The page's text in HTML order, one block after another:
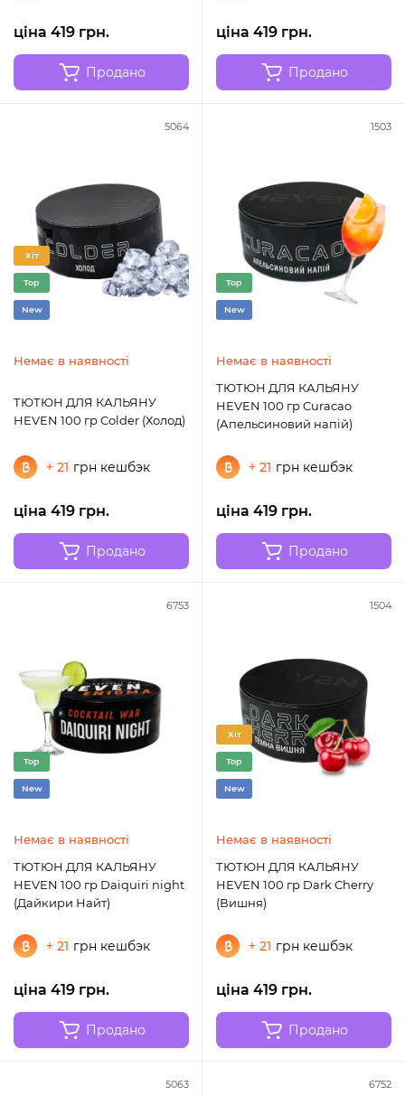
ціна 419 грн.
Продано
ціна 419 грн.
Продано
5064
Хіт
Top
New
Немає в наявності
ТЮТЮН ДЛЯ КАЛЬЯНУ
HEVEN 100 гр Colder (Холод)
+ 21 грн кешбэк
ціна 419 грн.
Продано
1503
Top
New
Немає в наявності
ТЮТЮН ДЛЯ КАЛЬЯНУ
HEVEN 100 гр Curacao
(Апельсиновий напій)
+ 21 грн кешбэк
ціна 419 грн.
Продано
6753
Top
New
Немає в наявності
ТЮТЮН ДЛЯ КАЛЬЯНУ
HEVEN 100 гр Daiquiri night
(Дайкири Найт)
+ 21 грн кешбэк
ціна 419 грн.
Продано
1504
Хіт
Top
New
Немає в наявності
ТЮТЮН ДЛЯ КАЛЬЯНУ
HEVEN 100 гр Dark Cherry
(Вишня)
+ 21 грн кешбэк
ціна 419 грн.
Продано
5063 6752